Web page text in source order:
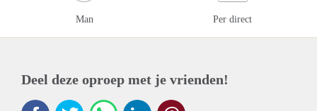
Man Per direct
Deel deze oproep met je vrienden!